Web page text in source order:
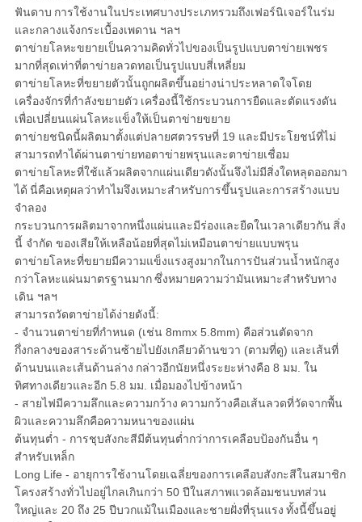
ฟันดาบ การใช้งานในประเทศบางประเภทรวมถึงเฟอร์นิเจอร์ในร่ม
และกลางแจ้งกระเบื้องเพดาน ฯลฯ
ตาข่ายโลหะขยายเป็นความคิดทั่วไปของเป็นรูปแบบตาข่ายเพชร
มากที่สุดเท่าที่ตาข่ายลวดทอเป็นรูปแบบสี่เหลี่ยม
ตาข่ายโลหะที่ขยายตัวนั้นถูกผลิตขึ้นอย่างน่าประหลาดใจโดย
เครื่องจักรที่กำลังขยายตัว เครื่องนี้ใช้กระบวนการยืดและตัดแรงดัน
เพื่อเปลี่ยนแผ่นโลหะแข็งให้เป็นตาข่ายขยาย
ตาข่ายชนิดนี้ผลิตมาตั้งแต่ปลายศตวรรษที่ 19 และมีประโยชน์ที่ไม่
สามารถทำได้ผ่านตาข่ายทอตาข่ายพรุนและตาข่ายเชื่อม
ตาข่ายโลหะที่ใช้แล้วผลิตจากแผ่นเดียวดังนั้นจึงไม่มีสิ่งใดหลุดออกมา
ได้ นี่คือเหตุผลว่าทำไมจึงเหมาะสำหรับการขึ้นรูปและการสร้างแบบ
จำลอง
กระบวนการผลิตมาจากหนึ่งแผ่นและมีร่องและยืดในเวลาเดียวกัน สิ่ง
นี้ จำกัด ของเสียให้เหลือน้อยที่สุดไม่เหมือนตาข่ายแบบพรุน
ตาข่ายโลหะที่ขยายมีความแข็งแรงสูงมากในการปันส่วนน้ำหนักสูง
กว่าโลหะแผ่นมาตรฐานมากซึ่งหมายความว่ามันเหมาะสำหรับทาง
เดิน ฯลฯ
สามารถวัดตาข่ายได้ง่ายดังนี้:
- จำนวนตาข่ายที่กำหนด (เช่น 8mmx 5.8mm) คือส่วนตัดจาก
กึ่งกลางของสาระด้านซ้ายไปยังเกลียวด้านขวา (ตามที่ดู) และเส้นที่
ด้านบนและเส้นด้านล่าง กล่าวอีกนัยหนึ่งระยะห่างคือ 8 มม. ใน
ทิศทางเดียวและอีก 5.8 มม. เมื่อมองไปข้างหน้า
- สายไฟมีความลึกและความกว้าง ความกว้างคือเส้นลวดที่วัดจากพื้น
ผิวและความลึกคือความหนาของแผ่น
ต้นทุนต่ำ - การชุบสังกะสีมีต้นทุนต่ำกว่าการเคลือบป้องกันอื่น ๆ
สำหรับเหล็ก
Long Life - อายุการใช้งานโดยเฉลี่ยของการเคลือบสังกะสีในสมาชิก
โครงสร้างทั่วไปอยู่ไกลเกินกว่า 50 ปีในสภาพแวดล้อมชนบทส่วน
ใหญ่และ 20 ถึง 25 ปีบวกแม้ในเมืองและชายฝั่งที่รุนแรง ทั้งนี้ขึ้นอยู่